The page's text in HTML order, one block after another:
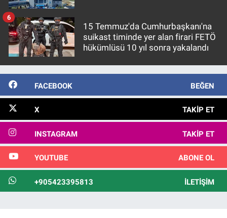
15 Temmuz'da Cumhurbaşkanı'na
suikast timinde yer alan firari FETÖ
hükümlüsü 10 yıl sonra yakalandı
6
FACEBOOK BEĞEN
X TAKIP ET
INSTAGRAM TAKIP ET
YOUTUBE ABONE OL
+905423395813 İLETIŞIM